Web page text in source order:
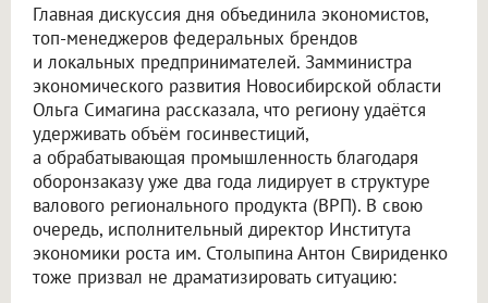
Главная дискуссия дня объединила экономистов,
топ-менеджеров федеральных брендов
и локальных предпринимателей. Замминистра
экономического развития Новосибирской области
Ольга Симагина рассказала, что региону удаётся
удерживать объём госинвестиций,
а обрабатывающая промышленность благодаря
оборонзаказу уже два года лидирует в структуре
валового регионального продукта (ВРП). В свою
очередь, исполнительный директор Института
экономики роста им. Столыпина Антон Свириденко
тоже призвал не драматизировать ситуацию: